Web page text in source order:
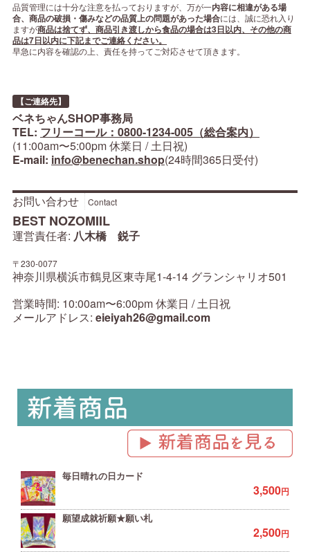
品質管理には十分な注意を払っておりますが、万が一内容に相違がある場
合、商品の破損・傷みなどの品質上の問題があった場合には、誠に恐れ入り
ますが商品は捨てず、商品引き渡しから食品の場合は3日以内、その他の商
品は7日以内に下記までご連絡ください。
早急に内容を確認の上、責任を持ってご対応させて頂きます。
【ご連絡先】
ベネちゃんSHOP事務局
TEL: フリーコール：0800-1234-005（総合案内）
(11:00am〜5:00pm 休業日 / 土日祝)
E-mail: info@benechan.shop(24時間365日受付)
お問い合わせ Contact
BEST NOZOMIIL
運営責任者: 八木橋 鋭子
〒230-0077
神奈川県横浜市鶴見区東寺尾1-4-14 グランシャリオ501
営業時間: 10:00am〜6:00pm 休業日 / 土日祝
メールアドレス: eieiyah26@gmail.com
毎日晴れの日カード
3,500円
願望成就祈願★願い札
2,500円